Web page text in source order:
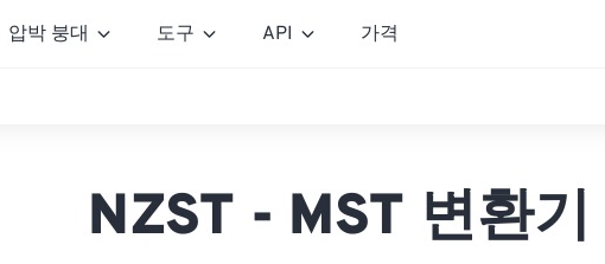
압박 붕대 도구 API 가격
NZST - MST 변환기